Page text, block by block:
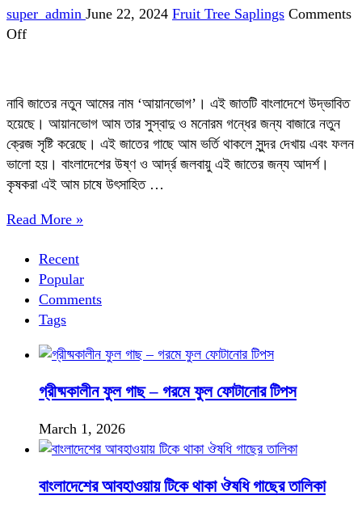
super_admin June 22, 2024 Fruit Tree Saplings Comments
Offon
আম,
নাম
‘আয়ানভোগ’:
স্বাদে
অনন্য!
নাবি জাতের নতুন আমের নাম ‘আয়ানভোগ’। এই জাতটি বাংলাদেশে উদ্ভাবিত
হয়েছে। আয়ানভোগ আম তার সুস্বাদু ও মনোরম গন্ধের জন্য বাজারে নতুন
ক্রেজ সৃষ্টি করেছে। এই জাতের গাছে আম ভর্তি থাকলে সুন্দর দেখায় এবং ফলন
ভালো হয়। বাংলাদেশের উষ্ণ ও আর্দ্র জলবায়ু এই জাতের জন্য আদর্শ।
কৃষকরা এই আম চাষে উৎসাহিত …
Read More »
Recent
Popular
Comments
Tags
গ্রীষ্মকালীন ফুল গাছ – গরমে ফুল ফোটানোর টিপস
March 1, 2026
বাংলাদেশের আবহাওয়ায় টিকে থাকা ঔষধি গাছের তালিকা